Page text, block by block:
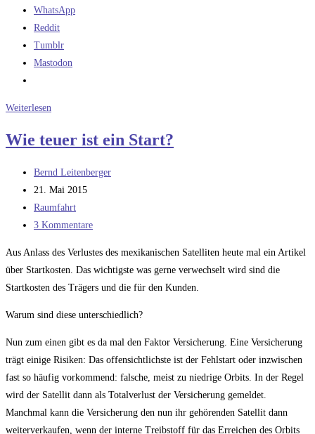
WhatsApp
Reddit
Tumblr
Mastodon
Weiterlesen
uns
überflüssige
Rakete
Wie teuer ist ein Start?
Beitrags-
Autor:
Bernd Leitenberger
Beitrag
veröffentlicht:
21. Mai 2015
Beitrags-
Kategorie:
Raumfahrt
Beitrags-
3 Kommentare
Aus Anlass des Verlustes des mexikanischen Satelliten heute mal ein Artikel
über Startkosten. Das wichtigste was gerne verwechselt wird sind die
Startkosten des Trägers und die für den Kunden.
Warum sind diese unterschiedlich?
Nun zum einen gibt es da mal den Faktor Versicherung. Eine Versicherung
trägt einige Risiken: Das offensichtlichste ist der Fehlstart oder inzwischen
fast so häufig vorkommend: falsche, meist zu niedrige Orbits. In der Regel
wird der Satellit dann als Totalverlust der Versicherung gemeldet.
Manchmal kann die Versicherung den nun ihr gehörenden Satellit dann
weiterverkaufen, wenn der interne Treibstoff für das Erreichen des Orbits